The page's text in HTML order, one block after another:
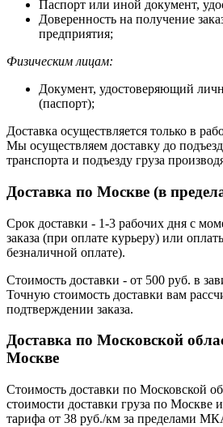
Паспорт или иной документ,
Доверенность на получение
предприятия;
Физическим лицам:
Документ, удостоверяющий
(паспорт);
Доставка осуществляется только в
Мы осуществляем доставку до
транспорта и подъезду груза
Доставка по Москве (в
Срок доставки - 1-3 рабочих дня с
заказа (при оплате курьеру) или
безналичной оплате).
Стоимость доставки - от 500 руб. в
Точную стоимость доставки вам
подтверждении заказа.
Доставка по Московской
Москве
Стоимость доставки по Московской
стоимости доставки груза по Москве
тарифа от 38 руб./км за пределами